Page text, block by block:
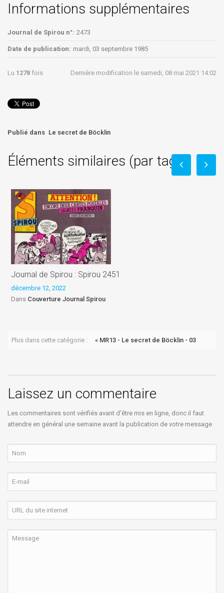
Informations supplémentaires
Journal de Spirou n°: 2473
Date de publication: mardi, 03 septembre 1985
Lu 1278 fois Dernière modification le samedi, 08 mai 2021 14:02
Publié dans Le secret de Böcklin
Éléments similaires (par tag)
Journal de Spirou : Spirou 2451
décembre 12, 2022
Dans Couverture Journal Spirou
Plus dans cette catégorie : « MR13 - Le secret de Böcklin - 03
Laissez un commentaire
Les commentaires sont vérifiés avant d'être mis en ligne, donc il faut
attendre en général une semaine avant la publication de votre message